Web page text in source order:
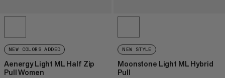
NEW COLORS ADDED
Aenergy Light ML Half Zip
Pull Women
NEW STYLE
Moonstone Light ML Hybrid
Pull